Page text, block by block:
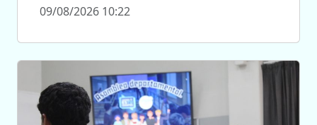
09/08/2026 10:22